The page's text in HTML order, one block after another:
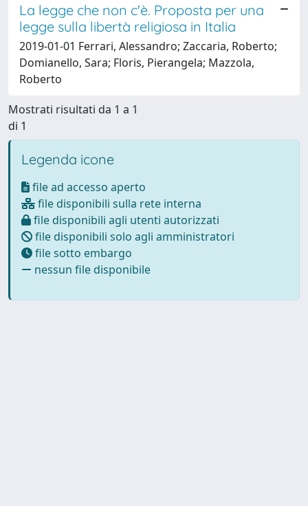
La legge che non c'è. Proposta per una
legge sulla libertà religiosa in Italia
2019-01-01 Ferrari, Alessandro; Zaccaria, Roberto;
Domianello, Sara; Floris, Pierangela; Mazzola,
Roberto
Mostrati risultati da 1 a 1
di 1
Legenda icone
file ad accesso aperto
file disponibili sulla rete interna
file disponibili agli utenti autorizzati
file disponibili solo agli amministratori
file sotto embargo
nessun file disponibile